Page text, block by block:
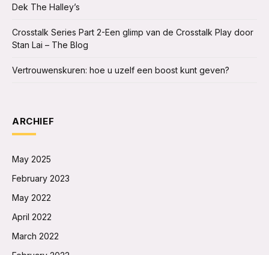
Dek The Halley’s
Crosstalk Series Part 2-Een glimp van de Crosstalk Play door
Stan Lai – The Blog
Vertrouwenskuren: hoe u uzelf een boost kunt geven?
ARCHIEF
May 2025
February 2023
May 2022
April 2022
March 2022